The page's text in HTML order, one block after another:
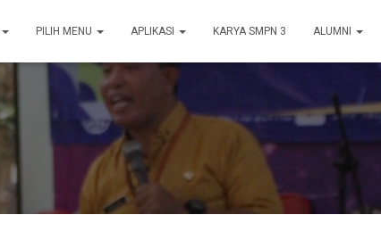
PILIH MENU APLIKASI KARYA SMPN 3 ALUMNI